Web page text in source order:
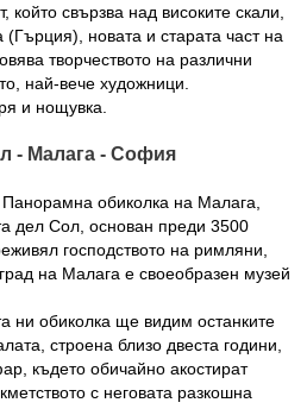
който свързва над високите скали,
новата и старата част на
творчеството на различни
най-вече художници.
и нощувка.
- Малага - София
обиколка на Малага,
дел Сол, основан преди 3500
господството на римляни,
на Малага е своеобразен музей
ни обиколка ще видим останките
строена близо двеста години,
където обичайно акостират
с неговата разкошна